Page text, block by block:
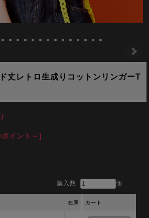
丈レトロ生成りコットンリンガーT
イント～]
購入数: 個
在庫 カート